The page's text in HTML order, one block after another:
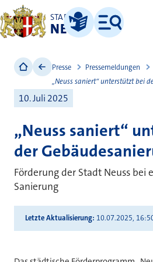
STADT
NEUSS
Leichte Sprache
Menü
Presse
Pressemeldungen
„Neuss saniert“ unterstützt bei
10. Juli 2025
„Neuss saniert“
der
Förderung der Stadt Neuss bei
Sanierung
Letzte Aktualisierung 10.07.2025,